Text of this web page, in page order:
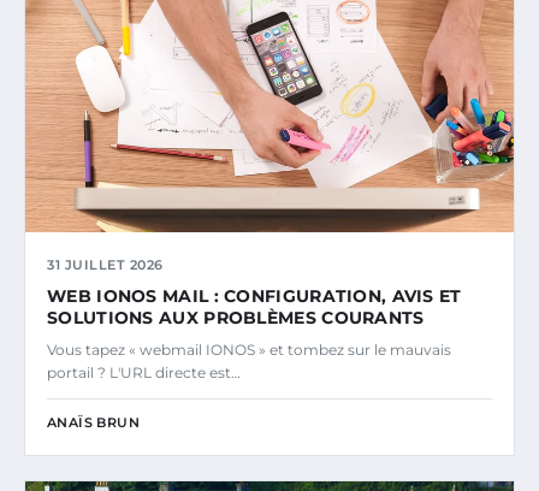
31 JUILLET 2026
WEB IONOS MAIL : CONFIGURATION, AVIS ET
SOLUTIONS AUX PROBLÈMES COURANTS
Vous tapez « webmail IONOS » et tombez sur le mauvais
portail ? L'URL directe est…
ANAÏS BRUN